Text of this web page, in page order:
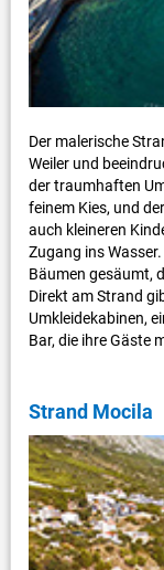
Der malerische
Weiler und
der traumhaften
feinem Kies, und
auch kleineren
Zugang ins
Bäumen gesäumt,
Direkt am Strand
Umkleidekabinen,
Bar, die ihre Gäste
Strand Mocila